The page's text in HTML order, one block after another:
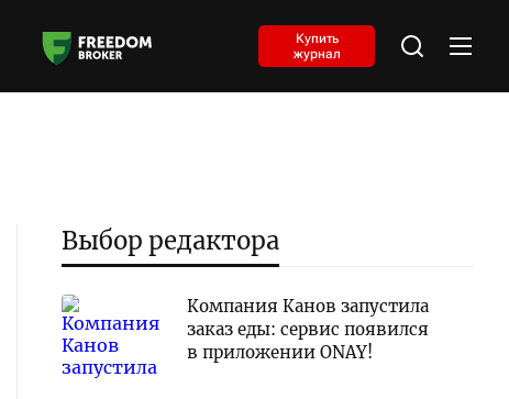
Купить
журнал
Выбор редактора
Компания Канов запустила
заказ еды: сервис появился
в приложении ONAY!